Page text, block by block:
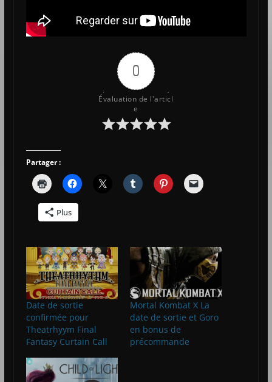
0
Évaluation de l'articl
e
Partager :
Plus
Date de sortie
confirmée pour
Theatrhyym Final
Fantasy Curtain Call
Mortal Kombat X La
date de sortie et Goro
en bonus de
précommande